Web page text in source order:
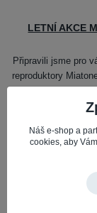
LETNÍ AKCE
Připravili jsme pro
reproduktory
Náš e-shop a
cookies, aby